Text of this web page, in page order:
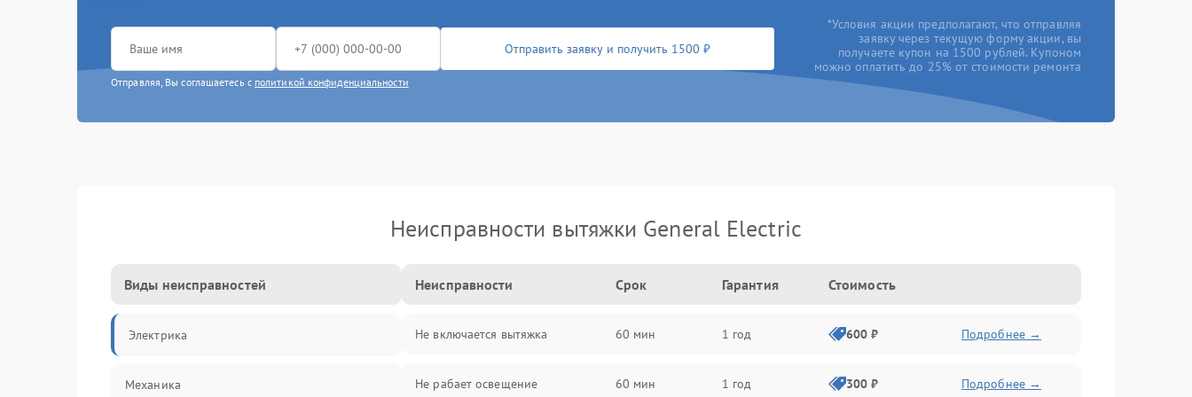
Отправить заявку и получить 1500 ₽
Отправляя, Вы соглашаетесь с политикой конфиденциальности
*Условия акции предполагают, что отправляя
заявку через текущую форму акции, вы
получаете купон на 1500 рублей. Купоном
можно оплатить до 25% от стоимости ремонта
Неисправности вытяжки General Electric
Виды неисправностей
Электрика
Механика
Неисправности Срок Гарантия Стоимость
Не включается вытяжка 60 мин 1 год 600 ₽ Подробнее →
Не рабает освещение 60 мин 1 год 300 ₽ Подробнее →